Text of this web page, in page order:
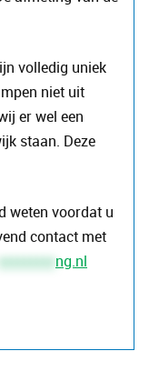
volledig uniek
niet uit
er wel een
staan. Deze
weten voordat u
contact met
*********ng.nl